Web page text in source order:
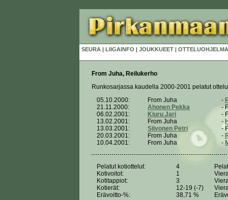
SEURA | LIIGAINFO | JOUKKUEET |
From Juha, Reilukerho
Runkosarjassa kaudella 2000-2001 pelatut
05.10.2000:
From Juha -
21.11.2000:
Ahonen Pekka
-
06.02.2001:
Kiuru Jari
-
13.02.2001:
From Juha -
13.03.2001:
Siivonen Petri
-
20.03.2001:
From Juha -
10.04.2001:
From Juha -
Pelatut kotiottelut: 4
Kotivoitot:
1
Kotitappiot:
3
Kotierät:
12-19 (-7)
Erävoitto-%:
38,71 %